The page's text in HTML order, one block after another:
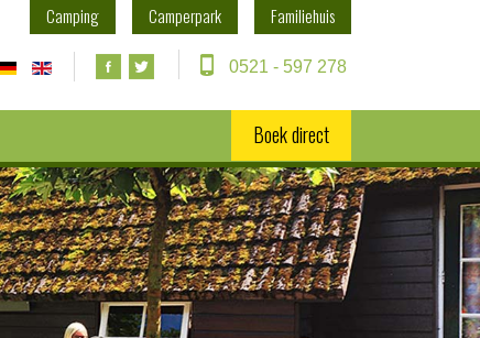
Camping Camperpark Familiehuis
0521 - 597 278
Boek direct